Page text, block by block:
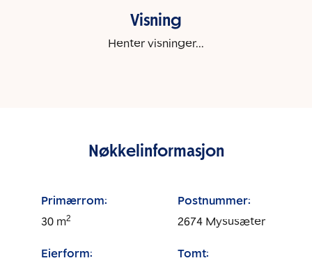
Visning
Henter visninger...
Nøkkelinformasjon
Primærrom:
30 m2
Postnummer:
2674 Mysusæter
Eierform:
Tomt: